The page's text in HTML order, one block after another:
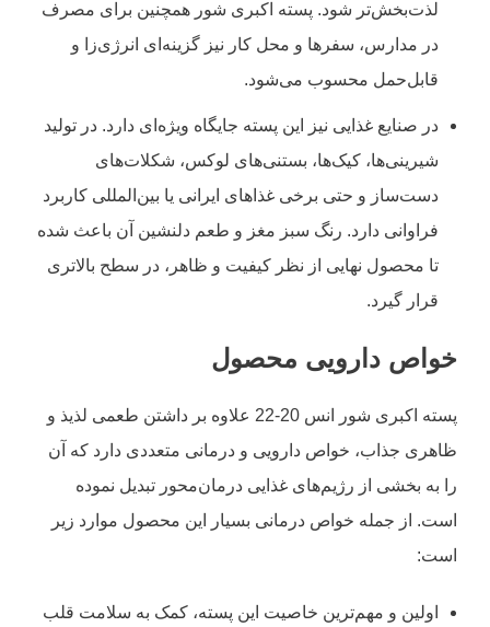
لذت‌بخش‌تر شود. پسته اکبری شور همچنین برای مصرف
در مدارس، سفرها و محل کار نیز گزینه‌ای انرژی‌زا و
قابل‌حمل محسوب می‌شود.
در صنایع غذایی نیز این پسته جایگاه ویژه‌ای دارد. در تولید
شیرینی‌ها، کیک‌ها، بستنی‌های لوکس، شکلات‌های
دست‌ساز و حتی برخی غذاهای ایرانی یا بین‌المللی کاربرد
فراوانی دارد. رنگ سبز مغز و طعم دلنشین آن باعث شده
تا محصول نهایی از نظر کیفیت و ظاهر، در سطح بالاتری
قرار گیرد.
خواص دارویی محصول
پسته اکبری شور انس 20-22 علاوه بر داشتن طعمی لذیذ و
ظاهری جذاب، خواص دارویی و درمانی متعددی دارد که آن
را به بخشی از رژیم‌های غذایی درمان‌محور تبدیل نموده
است. از جمله خواص درمانی بسیار این محصول موارد زیر
است:
اولین و مهم‌ترین خاصیت این پسته، کمک به سلامت قلب